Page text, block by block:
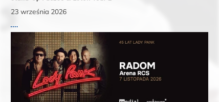
23 września 2026